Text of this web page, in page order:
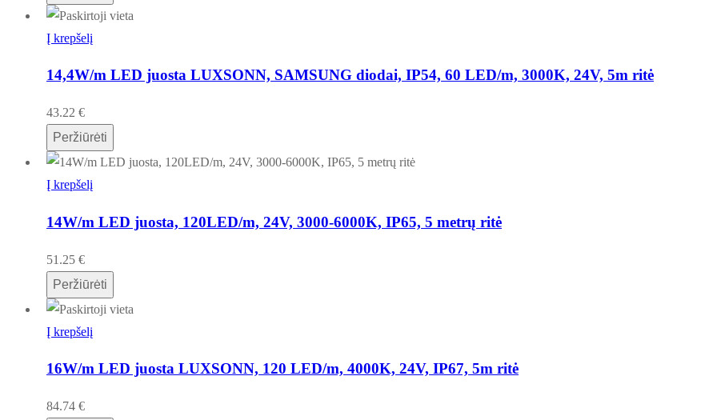
Į krepšelį
14,4W/m LED juosta LUXSONN, SAMSUNG diodai, IP54, 60 LED/m, 3000K, 24V, 5m ritė
43.22 €
Peržiūrėti
Į krepšelį
14W/m LED juosta, 120LED/m, 24V, 3000-6000K, IP65, 5 metrų ritė
51.25 €
Peržiūrėti
Į krepšelį
16W/m LED juosta LUXSONN, 120 LED/m, 4000K, 24V, IP67, 5m ritė
84.74 €